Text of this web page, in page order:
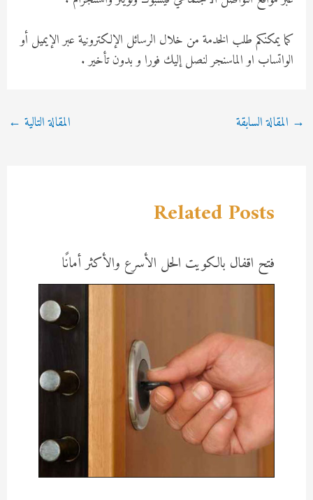
كما يمكنكم طلب الخدمة من خلال الرسائل الإلكترونية عبر الإيميل أو
الواتساب او الماسنجر لنصل إليك فورا و بدون تأخير .
Post
→ المقالة السابقة المقالة التالية ←
Related Posts
فتح اقفال بالكويت الحل الأسرع والأكثر أمانًا